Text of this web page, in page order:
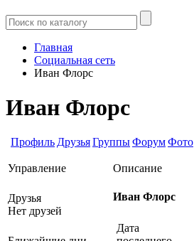
Главная
Социальная сеть
Иван Флорс
Иван Флорс
ПрофильДрузьяГруппыФорумФото
Управление
Друзья
Нет друзей
Описание
Иван Флорс
Дата